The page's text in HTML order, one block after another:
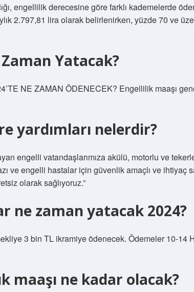
engellilik derecesine göre farklı kademelerde
2.797,81 lira olarak belirlenirken, yüzde 70 ve
Yatacak?
NE ZAMAN ÖDENECEK? Engellilik maaşı
yardımları nelerdir?
engelli vatandaşlarımıza akülü, motorlu ve
ve engelli hastalar için güvenlik amaçlı ve ihtiyaç
olarak sağlıyoruz.”
ne zaman yatacak 2024?
3 bin TL ikramiye ödenecek. Ödemeler 10-14
maaşı ne kadar olacak?